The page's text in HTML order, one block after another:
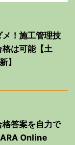
メ！施工管理技
は可能【土
】
格答案を自力で
Online